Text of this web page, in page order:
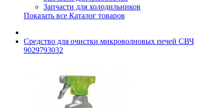
Запчасти для холодильников
Показать все Каталог товаров
Средство для очистки микроволновых печей СВЧ
9029793032